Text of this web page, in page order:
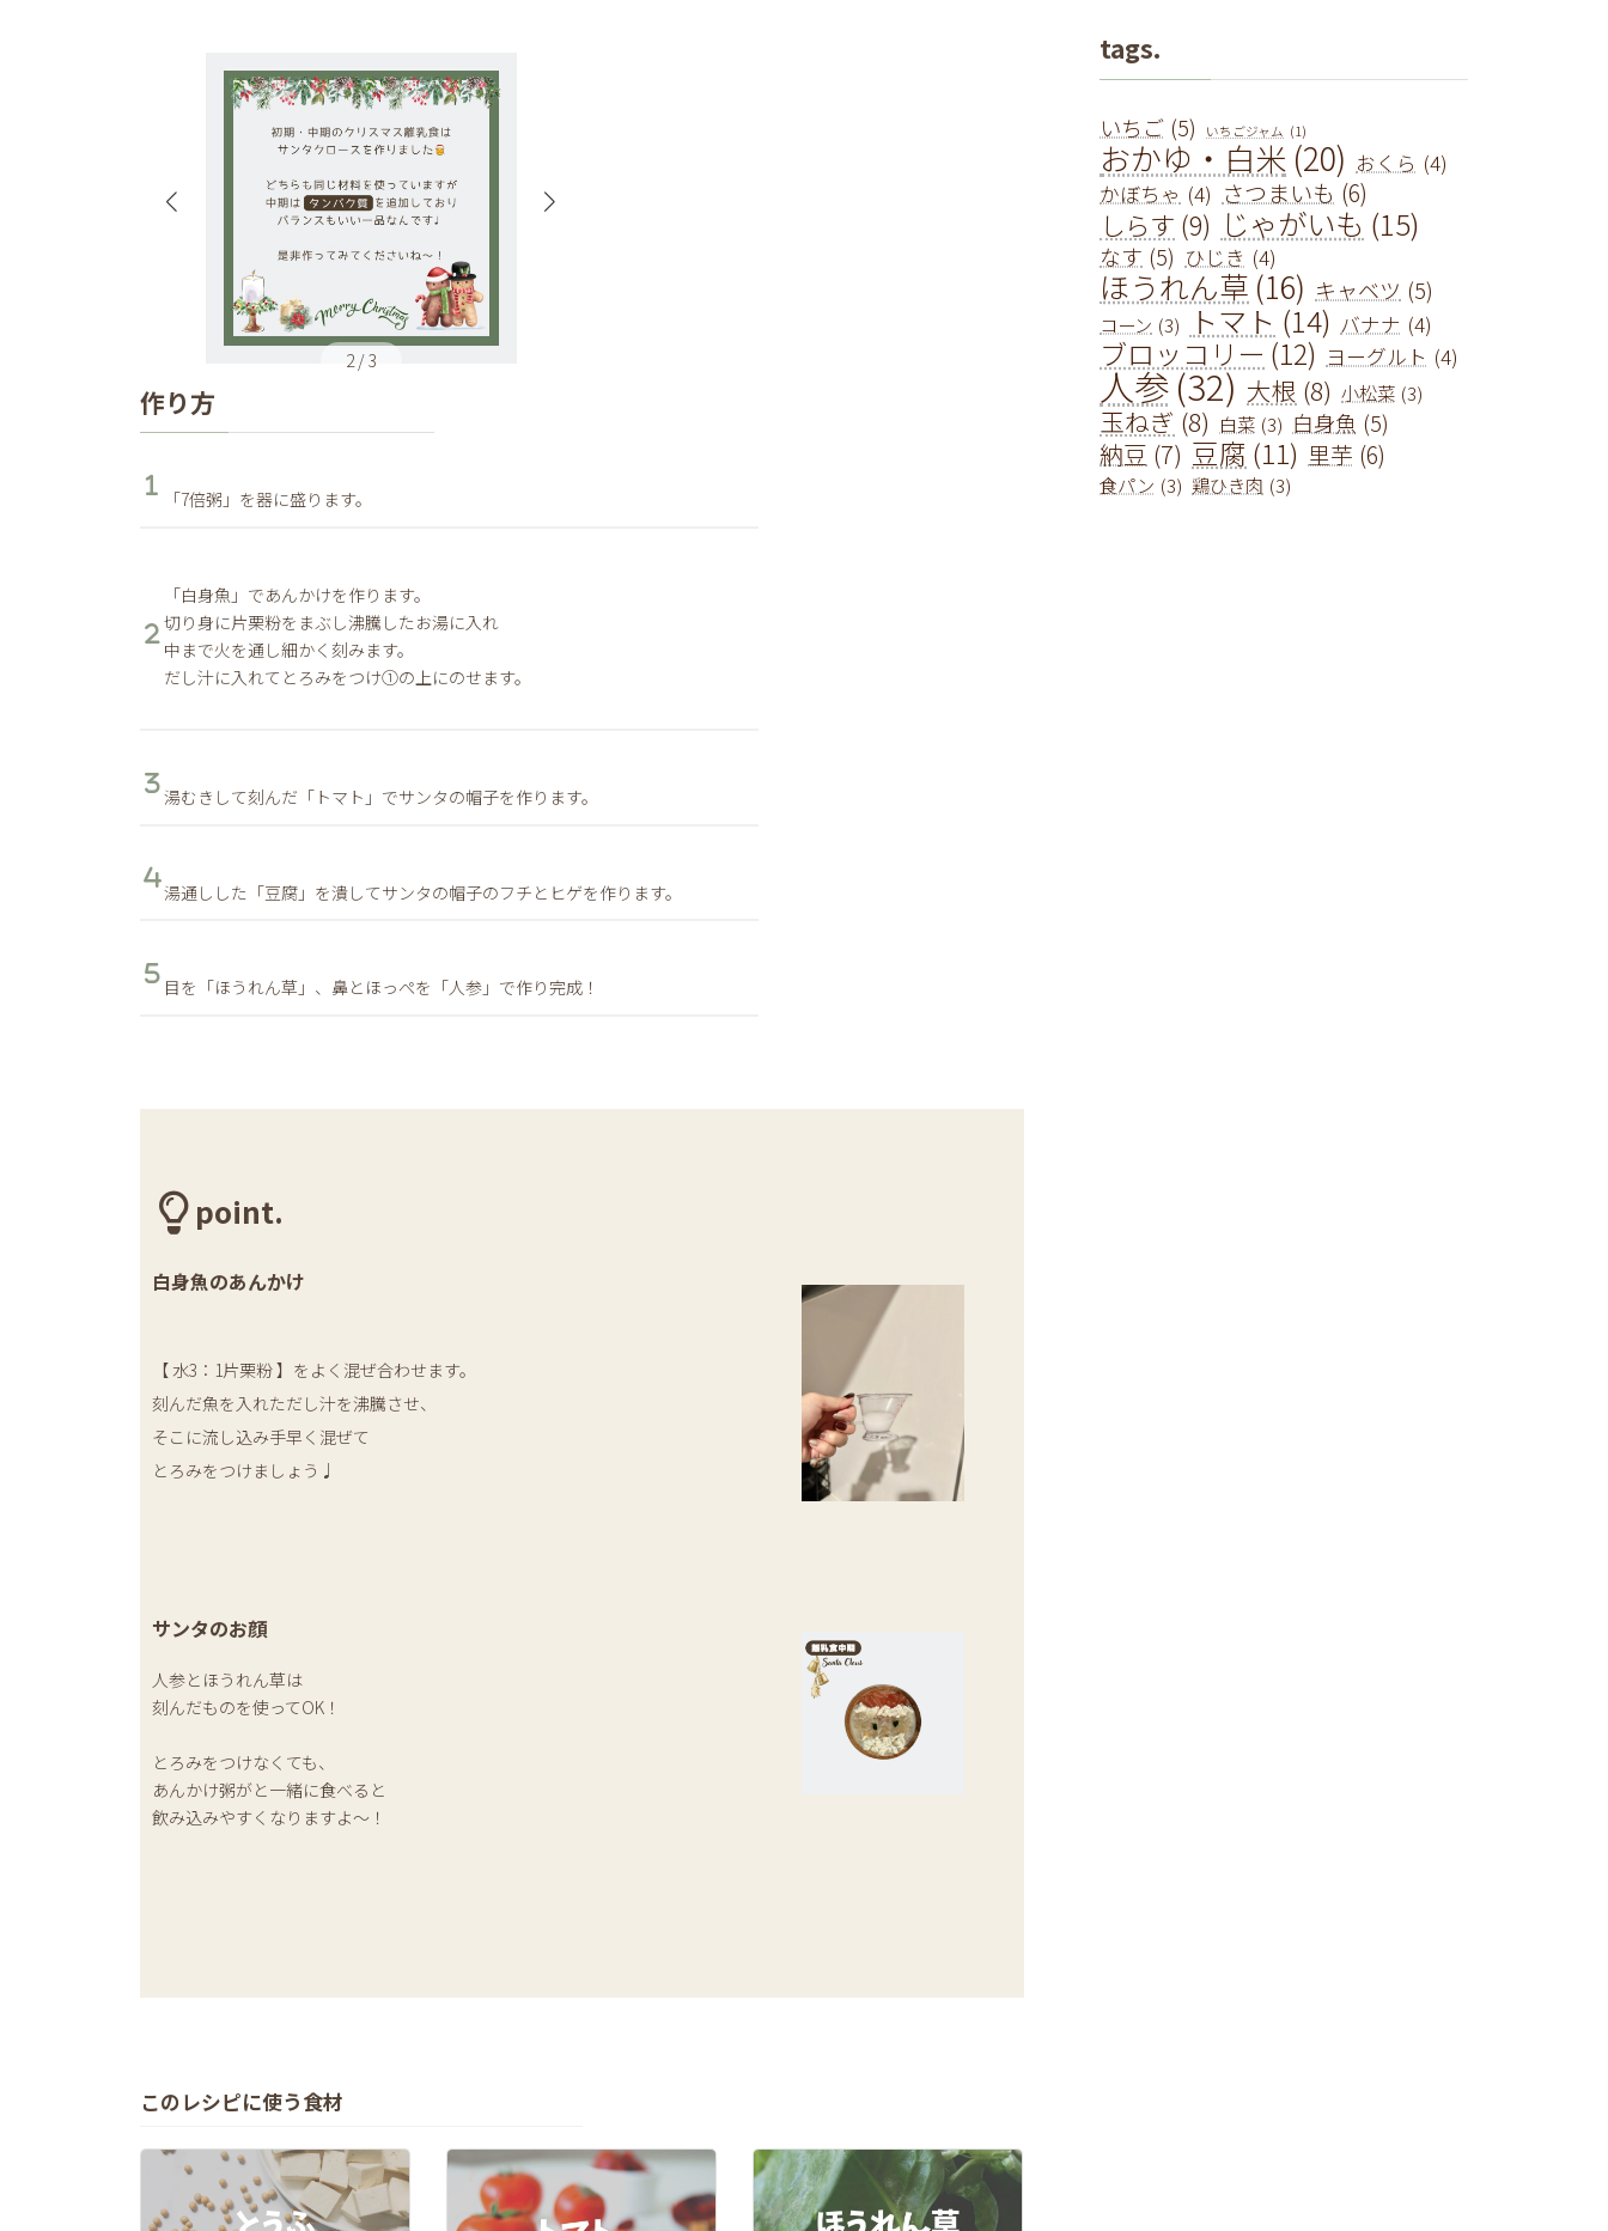
3/3
作り方
「7倍粥」を器に盛ります。
「白身魚」であんかけを作ります。
切り身に片栗粉をまぶし沸騰したお湯に入れ
中まで火を通し細かく刻みます。
だし汁に入れてとろみをつけ①の上にのせます。
湯むきして刻んだ「トマト」でサンタの帽子を作ります。
湯通しした「豆腐」を潰してサンタの帽子のフチとヒゲを作ります。
目を「ほうれん草」、鼻とほっぺを「人参」で作り完成！
point.
白身魚のあんかけ
【 水3：1片栗粉 】をよく混ぜ合わせます。
刻んだ魚を入れただし汁を沸騰させ、
そこに流し込み手早く混ぜて
とろみをつけましょう♩
サンタのお顔
人参とほうれん草は
刻んだものを使ってOK！
とろみをつけなくても、
あんかけ粥がと一緒に食べると
飲み込みやすくなりますよ〜！
このレシピに使う食材
tags.
いちご (5) いちごジャム (1)
おかゆ・白米 (20) おくら (4)
かぼちゃ (4) さつまいも (6)
しらす (9) じゃがいも (15)
なす (5) ひじき (4)
ほうれん草 (16) キャベツ (5)
コーン (3) トマト (14) バナナ (4)
ブロッコリー (12) ヨーグルト (4)
人参(32) 大根 (8) 小松菜 (3)
玉ねぎ (8) 白菜 (3) 白身魚 (5)
納豆 (7) 豆腐 (11) 里芋 (6)
食パン (3) 鶏ひき肉 (3)